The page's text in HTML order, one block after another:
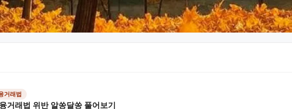
거래법
거래법 위반 알쏭달쏭 풀어보기